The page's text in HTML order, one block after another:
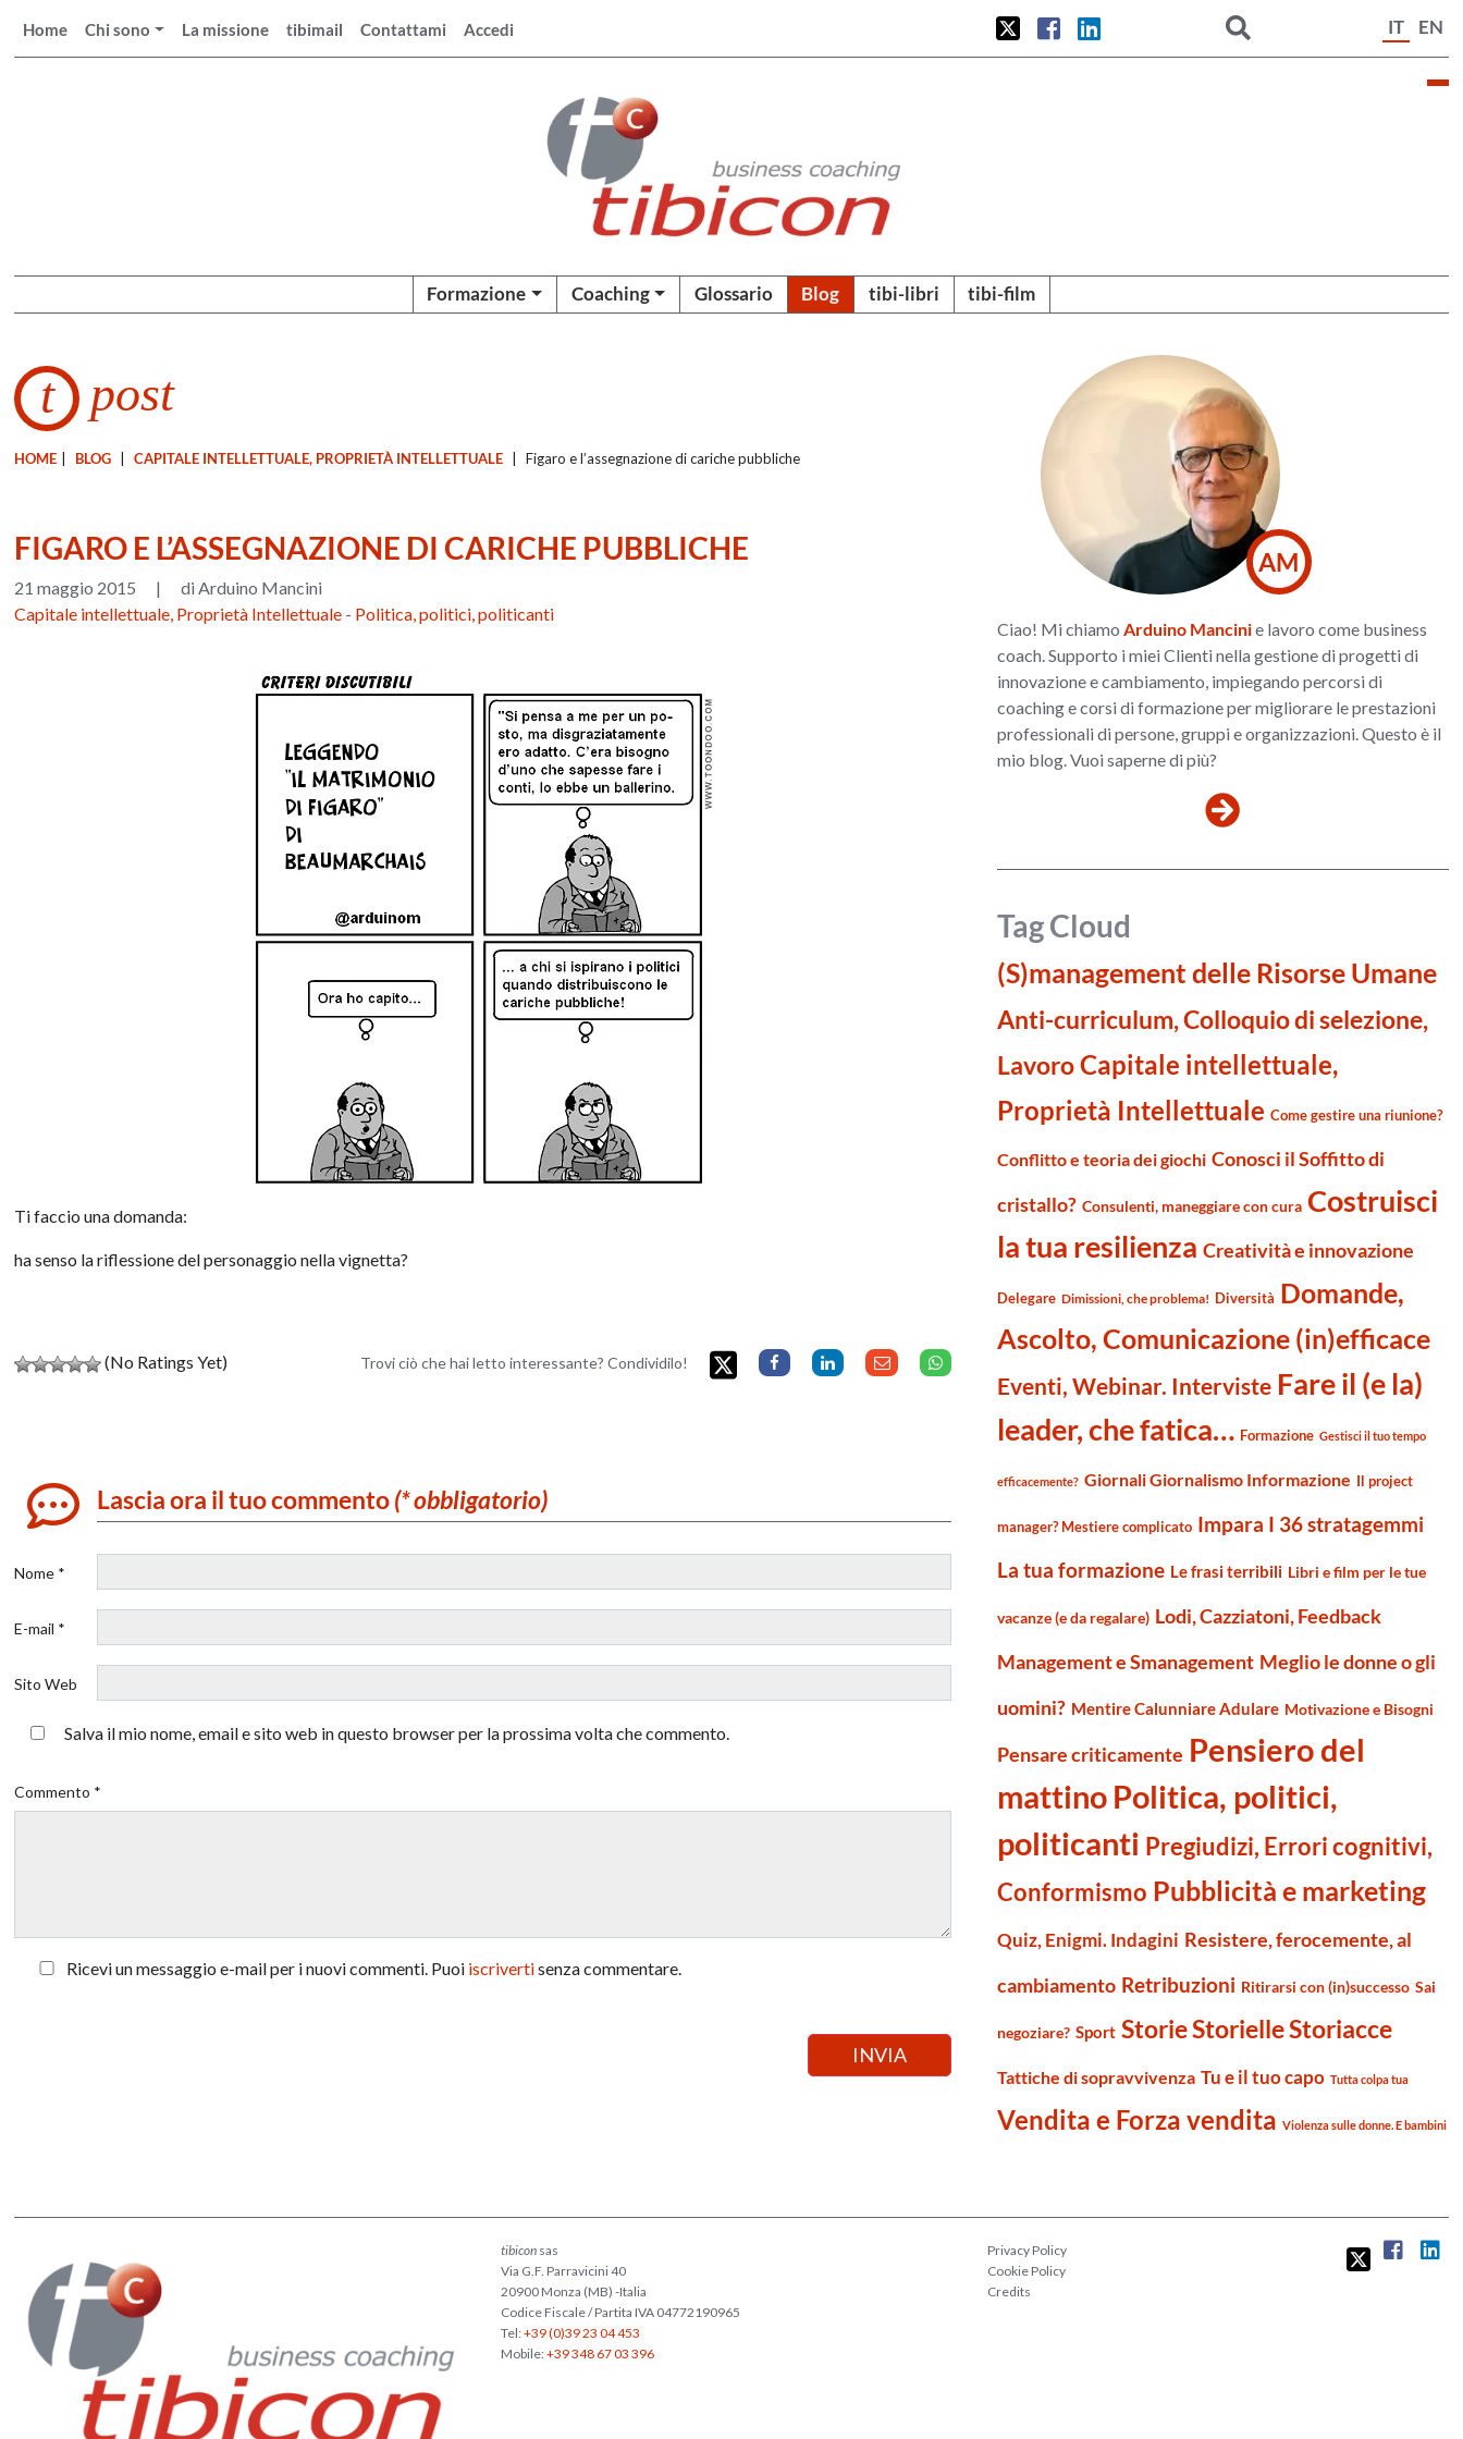
Home Chi sono La missione tibimail Contattami Accedi IT EN
Formazione Coaching Glossario Blog tibi-libri tibi-film
t post
HOME BLOG CAPITALE INTELLETTUALE, PROPRIETÀ INTELLETTUALE Figaro e l’assegnazione di cariche pubbliche
FIGARO E L’ASSEGNAZIONE DI CARICHE PUBBLICHE
21 maggio 2015 |
di Arduino Mancini
Capitale intellettuale, Proprietà Intellettuale - Politica, politici, politicanti
Ti faccio una domanda:
ha senso la riflessione del personaggio nella vignetta?
(No Ratings Yet) Trovi ciò che hai letto interessante? Condividilo!
Lascia ora il tuo commento(* obbligatorio)
Nome *
E-mail *
Sito Web
Salva il mio nome, email e sito web in questo browser per la prossima volta che commento.
Commento *
Ricevi un messaggio e-mail per i nuovi commenti. Puoi iscrivertisenza commentare.
AM
Ciao! Mi chiamo Arduino Mancinie lavoro come business
coach. Supporto i miei Clienti nella gestione di progetti di
innovazione e cambiamento, impiegando percorsi di
coaching e corsi di formazione per migliorare le prestazioni
professionali di persone, gruppi e organizzazioni. Questo è il
mio blog. Vuoi saperne di più?
Tag Cloud
(S)management delle Risorse Umane
Anti-curriculum, Colloquio di selezione,
LavoroCapitale intellettuale,
Proprietà Intellettuale Come gestire una riunione?
Conflitto e teoria dei giochi Conosci il Soffitto di
cristallo? Consulenti, maneggiare con cura Costruisci
la tua resilienza Creatività e innovazione
Delegare Dimissioni, che problema! Diversità Domande,
Ascolto, Comunicazione (in)efficace
Eventi, Webinar. Interviste Fare il (e la)
leader, che fatica… Formazione Gestisci il tuo tempo
efficacemente? Giornali Giornalismo Informazione Il project
manager? Mestiere complicato Impara I 36 stratagemmi
La tua formazione Le frasi terribili Libri e film per le tue
vacanze (e da regalare) Lodi, Cazziatoni, Feedback
Management e Smanagement Meglio le donne o gli
uomini? Mentire Calunniare Adulare Motivazione e Bisogni
Pensare criticamente Pensiero del
mattino Politica, politici,
politicanti Pregiudizi, Errori cognitivi,
Conformismo Pubblicità e marketing
Quiz, Enigmi. Indagini Resistere, ferocemente, al
cambiamento Retribuzioni Ritirarsi con (in)successo Sai
negoziare? Sport Storie Storielle Storiacce
Tattiche di sopravvivenza Tu e il tuo capo Tutta colpa tua
Vendita e Forza vendita Violenza sulle donne. E bambini
tibiconsas
Via G.F. Parravicini 40
20900 Monza (MB) -Italia
Codice Fiscale / Partita IVA 04772190965
Tel:+39 (0)39 23 04 453
Mobile:+39 348 67 03 396
Privacy Policy
Cookie Policy
Credits